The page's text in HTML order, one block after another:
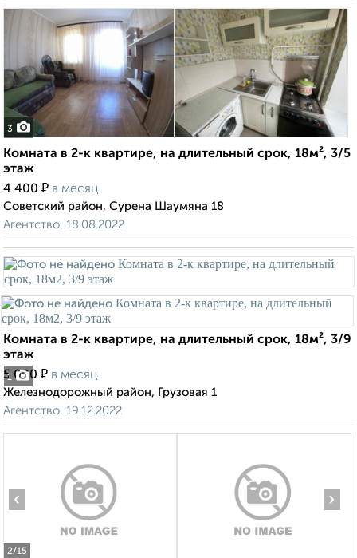
3
Комната в 2-к квартире, на длительный срок, 18м², 3/5
этаж
4 400 ₽ в месяц
Советский район, Сурена Шаумяна 18
Агентство, 18.08.2022
1
Комната в 2-к квартире, на длительный срок, 18м², 3/9
этаж
5 000 ₽ в месяц
Железнодорожный район, Грузовая 1
Агентство, 19.12.2022
2/15
‹ ›